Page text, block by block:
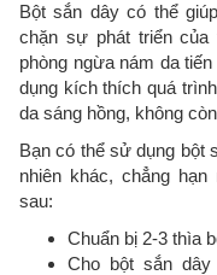
Bột sắn dây có thể
chặn sự phát triển
phòng ngừa nám da
dụng kích thích quá
da sáng hồng, không
Bạn có thể sử dụng bột
nhiên khác, chẳng
sau:
Chuẩn bị 2-3 thìa
Cho bột sắn